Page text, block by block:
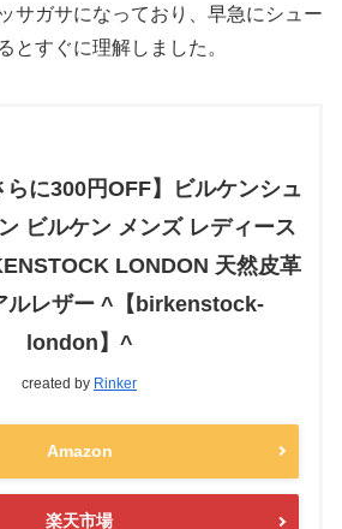
サガサになっており、早急にシュー
とすぐに理解しました。
らに300円OFF】ビルケンシュ
ビルケン メンズ レディース
LONDON 天然皮革
ルレザー ^【birkenstock-
london】^
created by Rinker
Amazon
楽天市場